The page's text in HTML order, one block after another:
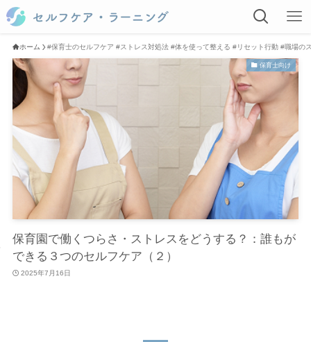
ホーム #保育士のセルフケア #ストレス対処法 #体を使って整える #リセット行動 #職場の
保育士向け
保育園で働くつらさ・ストレスをどうする？：誰もが
できる３つのセルフケア（２）
2025年7月16日